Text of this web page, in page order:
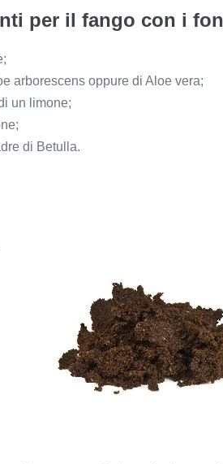
per il fango con i
arborescens oppure di Aloe vera;
un limone;
di Betulla.